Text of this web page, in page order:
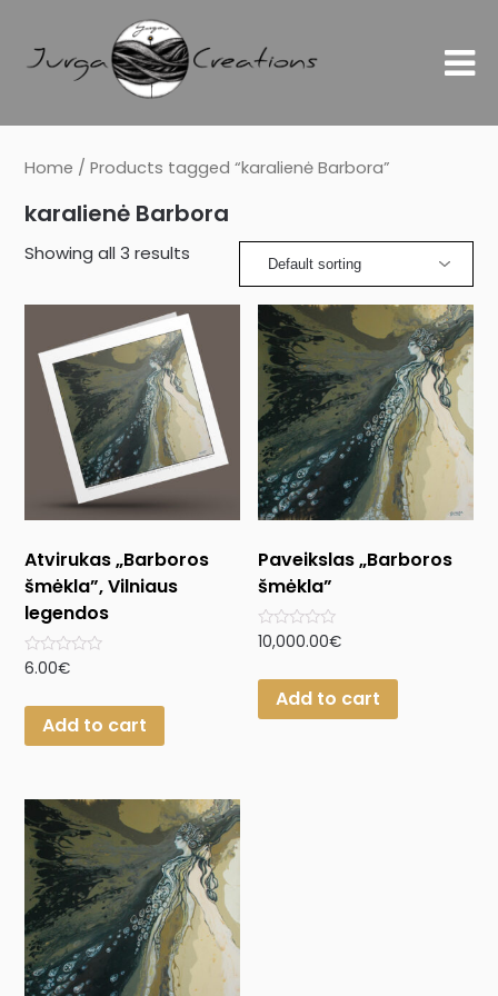
Home / Products tagged “karalienė Barbora”
karalienė Barbora
Showing all 3 results
Atvirukas „Barboros
šmėkla”, Vilniaus
legendos
Rated
of
6.00€
Add to cart
Paveikslas „Barboros
šmėkla”
Rated
of
10,000.00€
Add to cart